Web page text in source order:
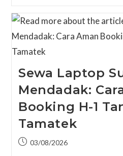
Sewa Laptop
Mendadak:
Booking H-1
Tamatek
03/08/2026